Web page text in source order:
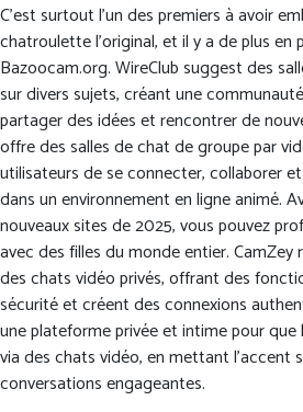
C’est surtout l’un des premiers à avoir
chatroulette l’original, et il y a de plus en
Bazoocam.org. WireClub suggest des
sur divers sujets, créant une
partager des idées et rencontrer de
offre des salles de chat de groupe par
utilisateurs de se connecter, collaborer
dans un environnement en ligne animé.
nouveaux sites de 2025, vous pouvez
avec des filles du monde entier.
des chats vidéo privés, offrant des
sécurité et créent des connexions
une plateforme privée et intime pour
via des chats vidéo, en mettant l’accent
conversations engageantes.